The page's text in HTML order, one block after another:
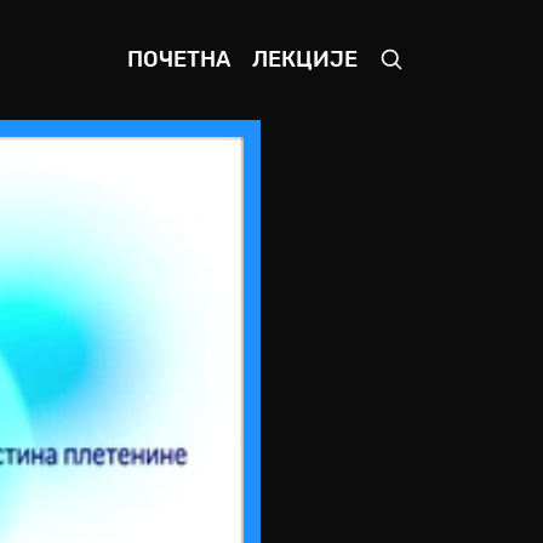
ПОЧЕТНА ЛЕКЦИЈЕ